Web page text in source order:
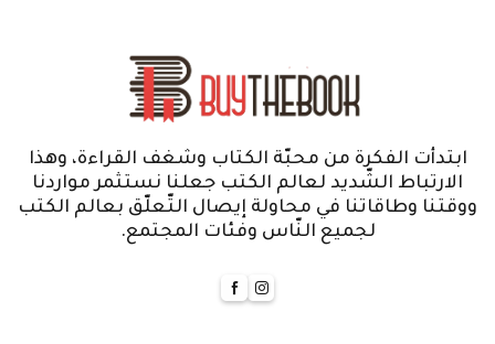
ابتدأت الفكرة من محبّة الكتاب وشغف القراءة، وهذا
الارتباط الشّديد لعالم الكتب جعلنا نستثمر مواردنا
ووقتنا وطاقاتنا في محاولة إيصال التّعلّق بعالم الكتب
لجميع النّاس وفئات المجتمع.